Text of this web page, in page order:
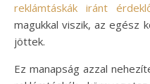
reklámtáskák iránt
magukkal viszik, az egész
jöttek.
Ez manapság azzal